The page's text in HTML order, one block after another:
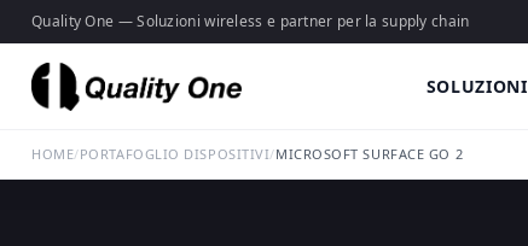
Quality One — Soluzioni wireless e partner per la supply chain
SOLUZIONI
HOME/PORTAFOGLIO DISPOSITIVI/MICROSOFT SURFACE GO 2